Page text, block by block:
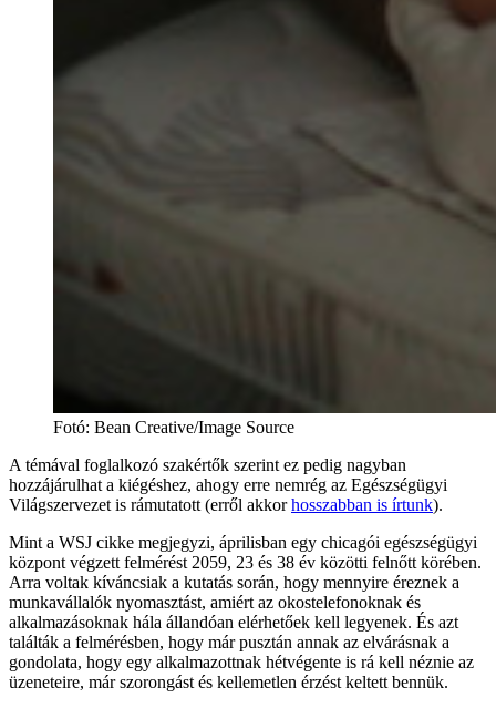
Fotó: Bean Creative/Image Source
A témával foglalkozó szakértők szerint ez pedig nagyban
hozzájárulhat a kiégéshez, ahogy erre nemrég az Egészségügyi
Világszervezet is rámutatott (erről akkorhosszabban is írtunk).
Mint a WSJ cikke megjegyzi, áprilisban egy chicagói egészségügyi
központ végzett felmérést 2059, 23 és 38 év közötti felnőtt körében.
Arra voltak kíváncsiak a kutatás során, hogy mennyire éreznek a
munkavállalók nyomasztást, amiért az okostelefonoknak és
alkalmazásoknak hála állandóan elérhetőek kell legyenek. És azt
találták a felmérésben, hogy már pusztán annak az elvárásnak a
gondolata, hogy egy alkalmazottnak hétvégente is rá kell néznie az
üzeneteire, már szorongást és kellemetlen érzést keltett bennük.